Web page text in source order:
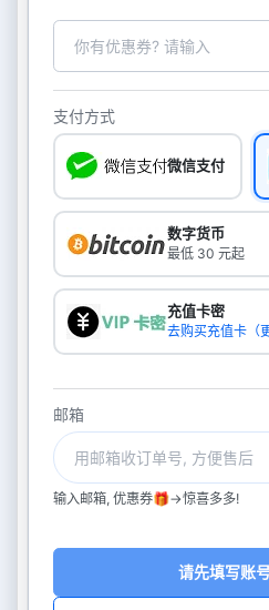
支付方式
微信支付
数字货币
最低 30 元起
充值卡密
去购买充值卡（
邮箱
输入邮箱, 优惠券🎁->惊喜多多!
请先填写账